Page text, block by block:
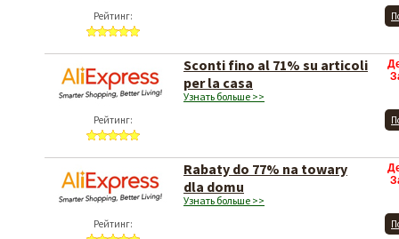
Рейтинг:
Рейтинг:
Sconti fino al 71% su articoli
per la casa
Узнать больше >>
Рейтинг:
Rabaty do 77% na towary
dla domu
Узнать больше >>